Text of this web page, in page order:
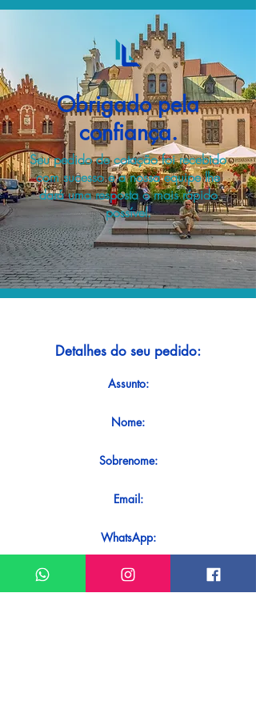
Obrigado pela
confiança.
Seu pedido de cotação foi recebido
com sucesso e a nossa equipe lhe
dará uma resposta o mais rápido
possível.
Detalhes do seu pedido:
Assunto:
Nome:
Sobrenome:
Email:
WhatsApp:
Mensagem: